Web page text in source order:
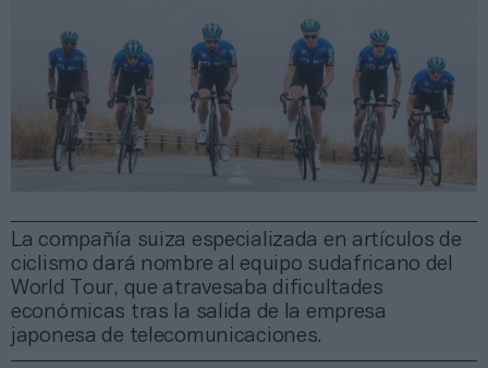
La compañía suiza especializada en artículos de
ciclismo dará nombre al equipo sudafricano del
World Tour, que atravesaba dificultades
económicas tras la salida de la empresa
japonesa de telecomunicaciones.